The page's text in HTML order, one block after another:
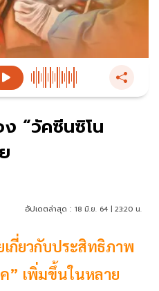
“วัคซีนซิโน
อัปเดตล่าสุด : 18 มิ.ย. 64 | 23:20 น.
กี่ยวกับประสิทธิภาพ
” เพิ่มขึ้นในหลาย